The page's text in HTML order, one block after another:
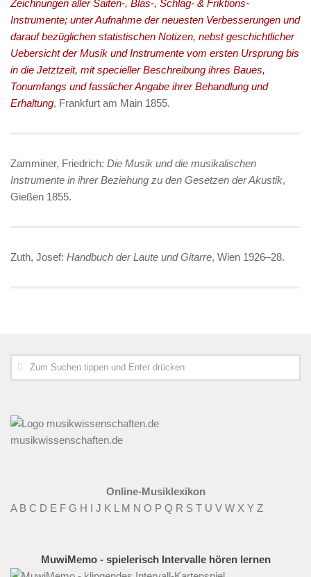
Zeichnungen aller Saiten-, Blas-, Schlag- & Friktions-
Instrumente; unter Aufnahme der neuesten Verbesserungen und
darauf bezüglichen statistischen Notizen, nebst geschichtlicher
Uebersicht der Musik und Instrumente vom ersten Ursprung bis
in die Jetztzeit, mit specieller Beschreibung ihres Baues,
Tonumfangs und fasslicher Angabe ihrer Behandlung und
Erhaltung, Frankfurt am Main 1855.
Zamminer, Friedrich: Die Musik und die musikalischen
Instrumente in ihrer Beziehung zu den Gesetzen der Akustik,
Gießen 1855.
Zuth, Josef: Handbuch der Laute und Gitarre, Wien 1926–28.
musikwissenschaften.de
Online-Musiklexikon
A B C D E F G H I J K L M N O P Q R S T U V W X Y Z
MuwiMemo - spielerisch Intervalle hören lernen